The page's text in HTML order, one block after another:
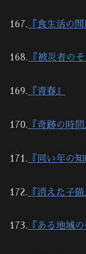
167. 『食生活の問
168. 『被災者の
169. 『青春』
170. 『奇跡の時間
171. 『同い年の
172. 『消えた子猫
173. 『ある地域